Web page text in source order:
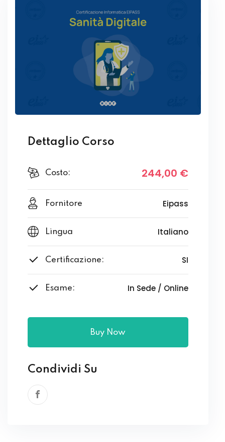
Dettaglio Corso
Costo: 244,00 €
Fornitore Eipass
Lingua Italiano
Certificazione: SI
Esame: In Sede / Online
Buy Now
Condividi Su